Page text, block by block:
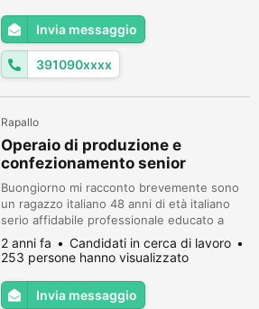
Invia messaggio
391090xxxx
Rapallo
Operaio di produzione e
confezionamento senior
Buongiorno mi racconto brevemente sono
un ragazzo italiano 48 anni di età italiano
serio affidabile professionale educato a
modo con 23 anni di esperienza in aziende
su impianti di produzione per prodotti
igienico farmaceutico cosmetici
cartotecnica Le mie competenze all'interno
della azienda erano di capo operatore di
2 anni fa
Candidati in cerca di lavoro
253 persone hanno visualizzato
Invia messaggio